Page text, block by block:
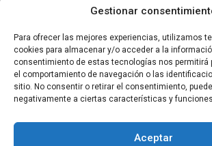
Gestionar
Para ofrecer las mejores experiencias, utilizamos
cookies para almacenar y/o acceder a la
consentimiento de estas tecnologías nos permitirá
el comportamiento de navegación o las
sitio. No consentir o retirar el consentimiento,
negativamente a ciertas características y
Aceptar
INFORMACIÓN RELEVANTE
Producto
Automatización Industrial